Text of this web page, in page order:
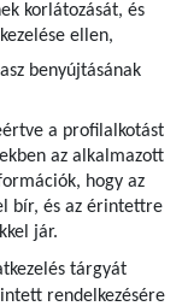
korlátozását, és
ellen,
benyújtásának
a profilalkotást
az alkalmazott
hogy az
bír, és az érintettre
jár.
tárgyát
rendelkezésére